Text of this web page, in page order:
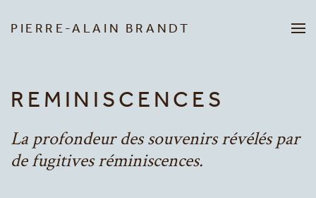
PIERRE-ALAIN BRANDT
REMINISCENCES
La profondeur des souvenirs révélés par
de fugitives réminiscences.